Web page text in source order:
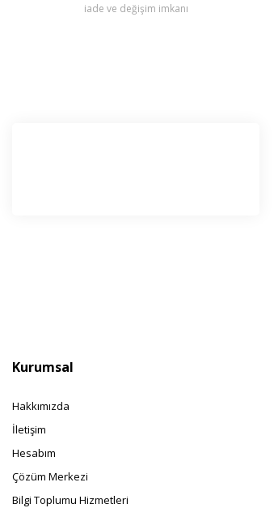
iade ve değişim imkanı
Kurumsal
Hakkımızda
İletişim
Hesabım
Çözüm Merkezi
Bilgi Toplumu Hizmetleri